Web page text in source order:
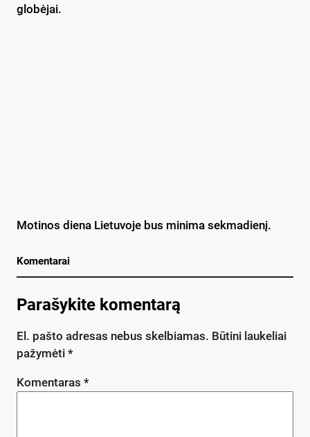
globėjai.
Motinos diena Lietuvoje bus minima sekmadienį.
Komentarai
Parašykite komentarą
El. pašto adresas nebus skelbiamas. Būtini laukeliai
pažymėti *
Komentaras *